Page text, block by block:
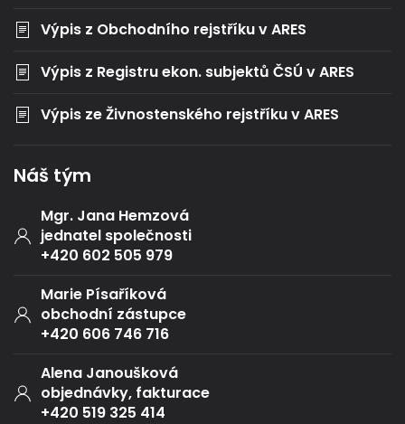
Výpis z Obchodního rejstříku v ARES
Výpis z Registru ekon. subjektů ČSÚ v ARES
Výpis ze Živnostenského rejstříku v ARES
Náš tým
Mgr. Jana Hemzová
jednatel společnosti
+420 602 505 979
Marie Písaříková
obchodní zástupce
+420 606 746 716
Alena Janoušková
objednávky, fakturace
+420 519 325 414